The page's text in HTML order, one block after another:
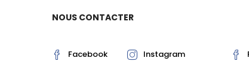
NOUS CONTACTER
Facebook Instagram